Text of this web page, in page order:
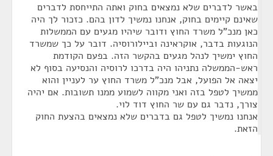
באשר לדברים שלא נמצאים בחוק ואתה התייחסת לדברים
שאינם קיימים בחוק, אנחנו נמשיך לדון בהם. כזכור לך היה
כאן מנכ"ל משרד החוץ ודובר שיהיו מגעים עם הממשלות
הנוגעות בדבר, אוקראינה וביילורוסיה. דובר על כך שמשרד
החוץ ימשיך לנהל מגעים בהקשר הזה. בפעם הקודמת
ראש-הממשלה נתניהו היה בדרכו לרוסיה והנסיעה בסוף לא
יצאה אל הפועל, אבל מנכ"ל משרד החוץ ער לעניין והוא
ממשיך לטפל בזה ואני מקווה לשמוע ממנו תשובות. אם יהיה
צורך, נדבר גם עם שר החוץ דוד לוי.
אנחנו נמשיך לטפל גם בדברים שלא נמצאים בהצעת החוק
הזאת.